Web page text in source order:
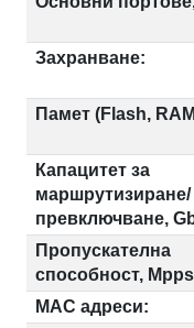
Захранване:
Памет (Flash,
Капацитет за
маршрутизиране/
превключване,
Пропускателна
способност,
MAC адреси: